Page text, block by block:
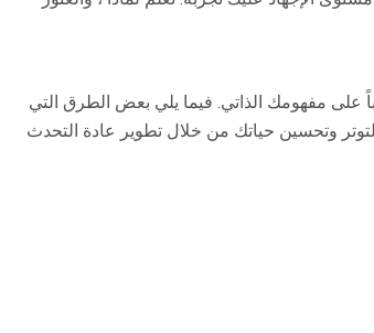
على مفهومك الذاتي. فيما يلي بعض الطرق التي
وتحسين حياتك من خلال تطوير عادة التحدث